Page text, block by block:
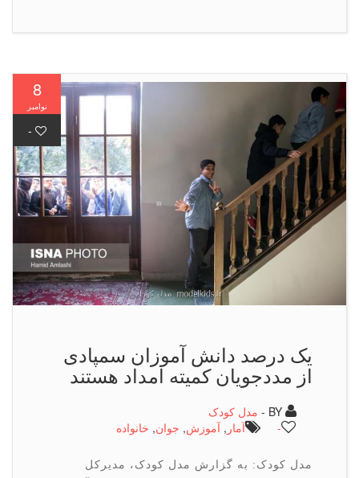
8
-
یک درصد دانش آموزان سمپادی
از مددجویان کمیته امداد هستند
مدل کودک
آمار
آموزش ,جوان, خانواده
مدل کودک: به گزارش مدل کودک، مدیرکل